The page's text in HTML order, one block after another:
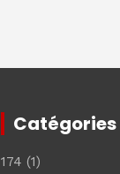
Catégories
174 (1)